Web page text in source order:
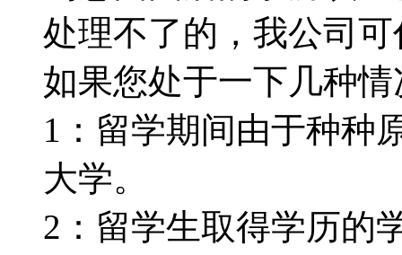
处理不了的，我公司可
如果您处于一下几种情
1：留学期间由于种种
大学。
2：留学生取得学历的